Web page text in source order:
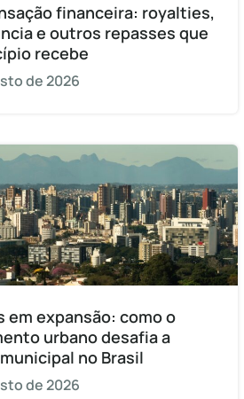
financeira: royalties,
e outros repasses que
recebe
de 2026
em expansão: como o
urbano desafia a
no Brasil
de 2026